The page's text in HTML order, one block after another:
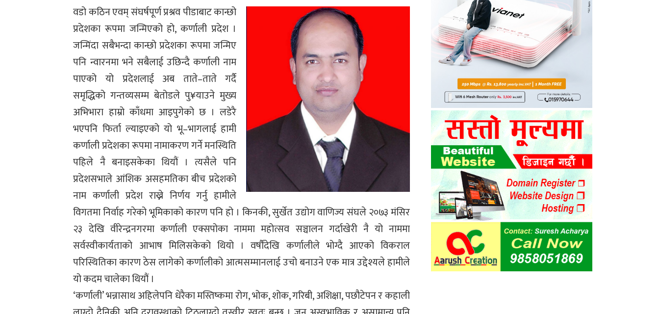
वडो कठिन एवम् संघर्षपूर्ण प्रश्रव पीडाबाट कान्छो
प्रदेशका रूपमा जन्मिएको हो, कर्णाली प्रदेश ।
जन्मिंदा सबैभन्दा कान्छो प्रदेशका रूपमा जन्मिए
पनि न्वारनमा भने सबैलाई उछिन्दै कर्णाली नाम
पाएको यो प्रदेशलाई अब ताते–ताते गर्दै
समृद्धिको गन्तव्यसम्म बेतोडले पु¥याउने मुख्य
अभिभारा हाम्रो काँधमा आइपुगेको छ । लडेरै
भएपनि फिर्ता ल्याइएको यो भू–भागलाई हामी
कर्णाली प्रदेशका रूपमा नामाकरण गर्ने मनस्थिति
पहिले नै बनाइसकेका थियौं । त्यसैले पनि
प्रदेशसभाले आंशिक असहमतिका बीच प्रदेशको
नाम कर्णाली प्रदेश राख्ने निर्णय गर्नु हामीले
विगतमा निर्वाह गरेको भूमिकाको कारण पनि हो । किनकी, सुर्खेत उद्योग वाणिज्य संघले २०७३ मंसिर
२३ देखि वीरेन्द्रनगरमा कर्णाली एक्सपोका नाममा महोत्सव सञ्चालन गर्दाखेरी नै यो नाममा
सर्वस्वीकार्यताको आभाष मिलिसकेको थियो । वर्षौंदेखि कर्णालीले भोग्दै आएको विकराल
परिस्थितिका कारण ठेस लागेको कर्णालीको आत्मसम्मानलाई उचो बनाउने एक मात्र उद्देश्यले हामीले
यो कदम चालेका थियौं ।
‘कर्णाली’ भन्नासाथ अहिलेपनि धेरैका मस्तिष्कमा रोग, भोक, शोक, गरिबी, अशिक्षा, पछौटेपन र कहाली